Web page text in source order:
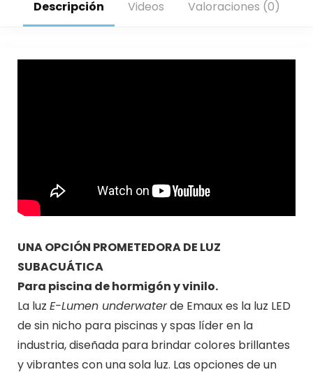
Descripción Videos Valoraciones (0)
UNA OPCIÓN PROMETEDORA DE LUZ
SUBACUÁTICA
Para piscina de hormigón y vinilo.
La luz E-Lumen underwaterde Emaux es la luz LED
de sin nicho para piscinas y spas líder en la
industria, diseñada para brindar colores brillantes
y vibrantes con una sola luz. Las opciones de un